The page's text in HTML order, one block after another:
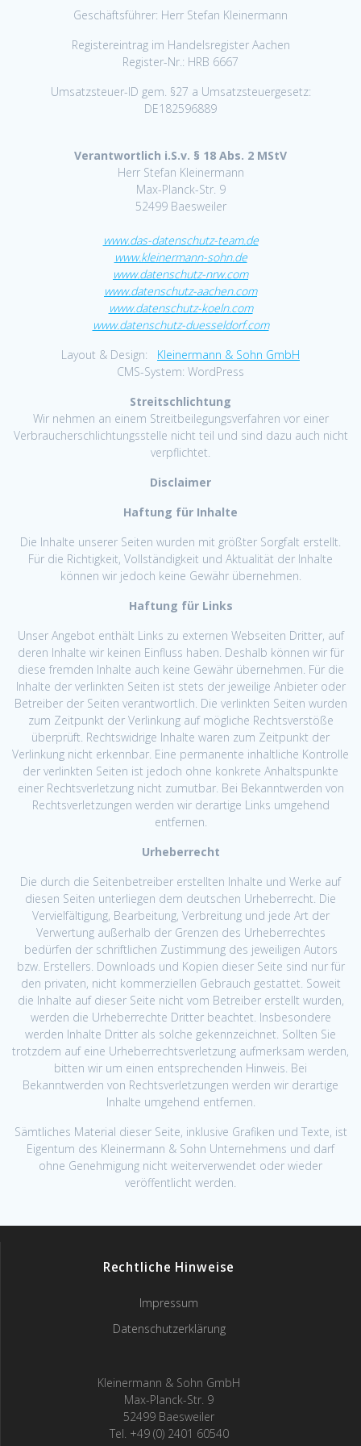
Geschäftsführer: Herr Stefan Kleinermann
Registereintrag im Handelsregister Aachen
Register-Nr.: HRB 6667
Umsatzsteuer-ID gem. §27 a Umsatzsteuergesetz:
DE182596889
Verantwortlich i.S.v. § 18 Abs. 2 MStV
Herr Stefan Kleinermann
Max-Planck-Str. 9
52499 Baesweiler
www.das-datenschutz-team.de
www.kleinermann-sohn.de
www.datenschutz-nrw.com
www.datenschutz-aachen.com
www.datenschutz-koeln.com
www.datenschutz-duesseldorf.com
Layout & Design: Kleinermann & Sohn GmbH
CMS-System: WordPress
Streitschlichtung
Wir nehmen an einem Streitbeilegungsverfahren vor einer
Verbraucherschlichtungsstelle nicht teil und sind dazu auch nicht
verpflichtet.
Disclaimer
Haftung für Inhalte
Die Inhalte unserer Seiten wurden mit größter Sorgfalt erstellt.
Für die Richtigkeit, Vollständigkeit und Aktualität der Inhalte
können wir jedoch keine Gewähr übernehmen.
Haftung für Links
Unser Angebot enthält Links zu externen Webseiten Dritter, auf
deren Inhalte wir keinen Einfluss haben. Deshalb können wir für
diese fremden Inhalte auch keine Gewähr übernehmen. Für die
Inhalte der verlinkten Seiten ist stets der jeweilige Anbieter oder
Betreiber der Seiten verantwortlich. Die verlinkten Seiten wurden
zum Zeitpunkt der Verlinkung auf mögliche Rechtsverstöße
überprüft. Rechtswidrige Inhalte waren zum Zeitpunkt der
Verlinkung nicht erkennbar. Eine permanente inhaltliche Kontrolle
der verlinkten Seiten ist jedoch ohne konkrete Anhaltspunkte
einer Rechtsverletzung nicht zumutbar. Bei Bekanntwerden von
Rechtsverletzungen werden wir derartige Links umgehend
entfernen.
Urheberrecht
Die durch die Seitenbetreiber erstellten Inhalte und Werke auf
diesen Seiten unterliegen dem deutschen Urheberrecht. Die
Vervielfältigung, Bearbeitung, Verbreitung und jede Art der
Verwertung außerhalb der Grenzen des Urheberrechtes
bedürfen der schriftlichen Zustimmung des jeweiligen Autors
bzw. Erstellers. Downloads und Kopien dieser Seite sind nur für
den privaten, nicht kommerziellen Gebrauch gestattet. Soweit
die Inhalte auf dieser Seite nicht vom Betreiber erstellt wurden,
werden die Urheberrechte Dritter beachtet. Insbesondere
werden Inhalte Dritter als solche gekennzeichnet. Sollten Sie
trotzdem auf eine Urheberrechtsverletzung aufmerksam werden,
bitten wir um einen entsprechenden Hinweis. Bei
Bekanntwerden von Rechtsverletzungen werden wir derartige
Inhalte umgehend entfernen.
Sämtliches Material dieser Seite, inklusive Grafiken und Texte, ist
Eigentum des Kleinermann & Sohn Unternehmens und darf
ohne Genehmigung nicht weiterverwendet oder wieder
veröffentlicht werden.
Rechtliche Hinweise
Impressum
Datenschutzerklärung
Kleinermann & Sohn GmbH
Max-Planck-Str. 9
52499 Baesweiler
Tel. +49 (0) 2401 60540